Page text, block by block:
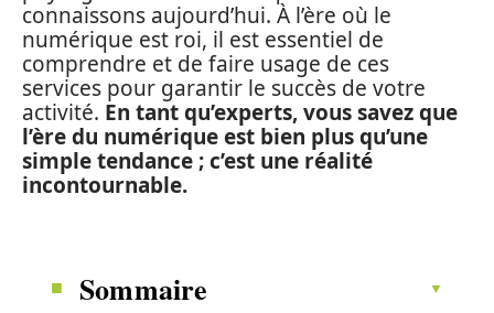
connaissons aujourd’hui. À l’ère où le
numérique est roi, il est essentiel de
comprendre et de faire usage de ces
services pour garantir le succès de votre
activité. En tant qu’experts, vous savez que
l’ère du numérique est bien plus qu’une
simple tendance ; c’est une réalité
incontournable.
Sommaire